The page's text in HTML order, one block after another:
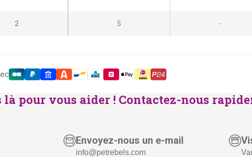
t
i
t
:
2 5 -
là pour vous aider ! Contactez-nous
Envoyez-nous un e-mail
info@petrebels.com